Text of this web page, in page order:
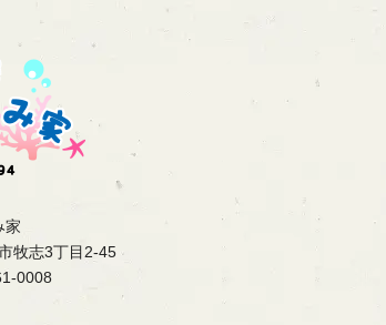
家
牧志3丁目2-45
0008